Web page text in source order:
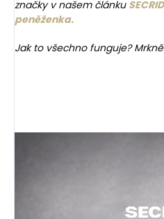
značky v našem článku
peněženka.
Jak to všechno funguje?